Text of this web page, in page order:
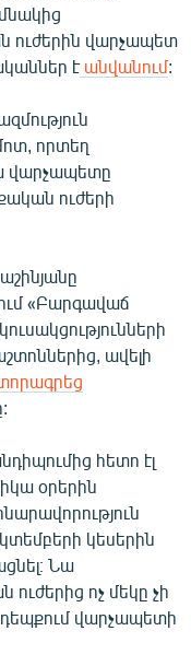
ուժերին վարչապետ
էանվանում:
որտեղ
վարչապետը
ուժերի
«Բարգավաճ
ավելի
հետո էլ
օրերին
կեսերին
Նա
ոչ մեկը չի
վարչապետի